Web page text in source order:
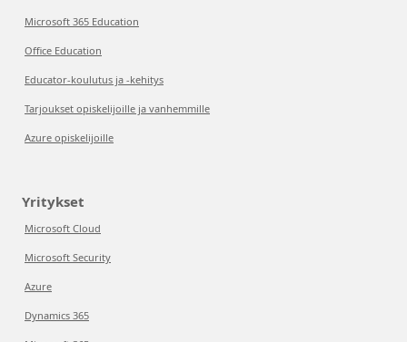
Microsoft 365 Education
Office Education
Educator-koulutus ja -kehitys
Tarjoukset opiskelijoille ja vanhemmille
Azure opiskelijoille
Yritykset
Microsoft Cloud
Microsoft Security
Azure
Dynamics 365